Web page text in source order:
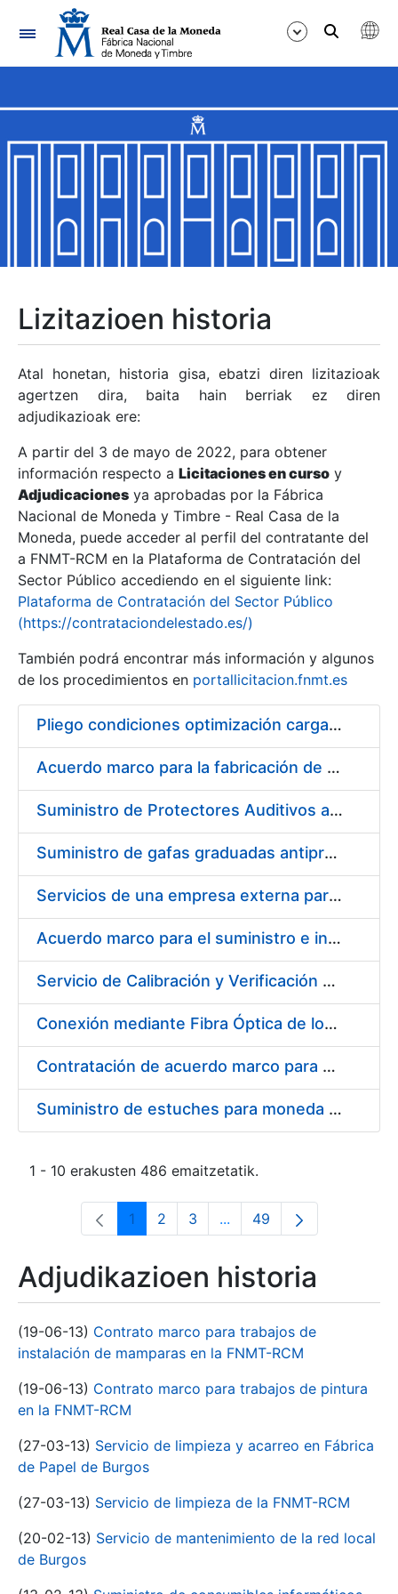
Nabigazioa
Erakutsi/Ezkutatu
Erakutsi/Ezkutatu
Erakutsi/Ezkutatu
Erakutsi/Ezkutatu
Erakutsi/Ezkutatu
Erakutsi/Ezkutatu
Erakutsi/Ezkutatu
Erakutsi/Ezkutatu
Lizitazioen historia
Atal honetan, historia gisa, ebatzi diren lizitazioak
agertzen dira, baita hain berriak ez diren
adjudikazioak ere:
A partir del 3 de mayo de 2022, para obtener
información respecto a Licitaciones en curso y
Adjudicaciones ya aprobadas por la Fábrica
Nacional de Moneda y Timbre - Real Casa de la
Moneda, puede acceder al perfil del contratante del
a FNMT-RCM en la Plataforma de Contratación del
Sector Público accediendo en el siguiente link:
Plataforma de Contratación del Sector Público
(https://contrataciondelestado.es/)
También podrá encontrar más información y algunos
de los procedimientos en portallicitacion.fnmt.es
Pliego condiciones optimización cargas compras firmado
Acuerdo marco para la fabricación de piezas
Suministro de Protectores Auditivos a medida para las personas trabajadoras de los Centros de Trabajo de Madrid y Burgos
Suministro de gafas graduadas antiproyecciones para los trabajadores de la FNMT-RCM en los centros de trabajo de Madrid y Burgos
Servicios de una empresa externa para el asesoramiento y resolución de los recursos de alzada que se presentan relacionados con procesos de selección para la FNMT-RCM
Acuerdo marco para el suministro e instalación de persianas, estores y otros complementos
Servicio de Calibración y Verificación Externa de los Equipos de Medición del Servicio de Prevención de la FNMT-RCM
Conexión mediante Fibra Óptica de los Centros de Proceso de Datos (CPDs) de las sedes de la FNMT-RCM de Burgos y Madrid
Contratación de acuerdo marco para el Suministro de Material de Electricidad para la Fábrica Nacional de Moneda y Timbre-Real Casa de la Moneda en su centro de trabajo de Burgos
Suministro de estuches para moneda de 30 €
1 - 10 erakusten 486 emaitzetatik.
Orrialdea
1 Orrialdea
2 Orrialdea
3 ...Intermediate Pages Use
Orrialdea
49
Adjudikazioen historia
(19-06-13) Contrato marco para trabajos de
instalación de mamparas en la FNMT-RCM
(19-06-13) Contrato marco para trabajos de pintura
en la FNMT-RCM
(27-03-13) Servicio de limpieza y acarreo en Fábrica
de Papel de Burgos
(27-03-13) Servicio de limpieza de la FNMT-RCM
(20-02-13) Servicio de mantenimiento de la red local
de Burgos